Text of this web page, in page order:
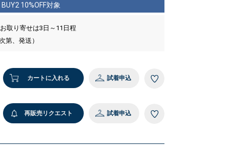
BUY2 10%OFF対象
取り寄せは3日～11日程
第、発送）
カートに入れる 試着申込
再販売リクエスト 試着申込